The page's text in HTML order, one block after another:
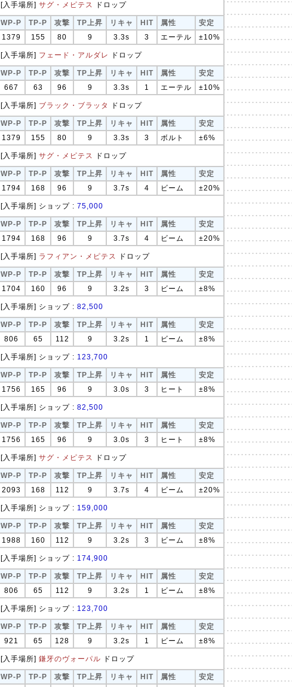
[入手場所] サグ・メピテス ドロップ
WP-P TP-P 攻撃 TP上昇 リキャ HIT 属性
安定
1379
155 80 9 3.3s 3 エーテル ±10%
[入手場所] フェード・アルダレ ドロップ
WP-P TP-P 攻撃 TP上昇 リキャ HIT 属性
安定
667
63 96 9 3.3s 1 エーテル ±10%
[入手場所] ブラック・ブラッタ ドロップ
WP-P TP-P 攻撃 TP上昇 リキャ HIT 属性
安定
1379
155 80 9 3.3s 3 ボルト ±6%
[入手場所] サグ・メピテス ドロップ
WP-P TP-P 攻撃 TP上昇 リキャ HIT 属性
安定
1794
168 96 9 3.7s 4 ビーム ±20%
[入手場所] ショップ : 75,000
WP-P TP-P 攻撃 TP上昇 リキャ HIT 属性
安定
1794
168 96 9 3.7s 4 ビーム ±20%
[入手場所] ラフィアン・メピテス ドロップ
WP-P TP-P 攻撃 TP上昇 リキャ HIT 属性
安定
1704
160 96 9 3.2s 3 ビーム ±8%
[入手場所] ショップ : 82,500
WP-P TP-P 攻撃 TP上昇 リキャ HIT 属性
安定
806
65 112 9 3.2s 1 ビーム ±8%
[入手場所] ショップ : 123,700
WP-P TP-P 攻撃 TP上昇 リキャ HIT 属性
安定
1756
165 96 9 3.0s 3 ヒート ±8%
[入手場所] ショップ : 82,500
WP-P TP-P 攻撃 TP上昇 リキャ HIT 属性
安定
1756
165 96 9 3.0s 3 ヒート ±8%
[入手場所] サグ・メピテス ドロップ
WP-P TP-P 攻撃 TP上昇 リキャ HIT 属性
安定
2093
168 112 9 3.7s 4 ビーム ±20%
[入手場所] ショップ : 159,000
WP-P TP-P 攻撃 TP上昇 リキャ HIT 属性
安定
1988
160 112 9 3.2s 3 ビーム ±8%
[入手場所] ショップ : 174,900
WP-P TP-P 攻撃 TP上昇 リキャ HIT 属性
安定
806
65 112 9 3.2s 1 ビーム ±8%
[入手場所] ショップ : 123,700
WP-P TP-P 攻撃 TP上昇 リキャ HIT 属性
安定
921
65 128 9 3.2s 1 ビーム ±8%
[入手場所] 鎌牙のヴォーパル ドロップ
WP-P TP-P 攻撃 TP上昇 リキャ HIT 属性 安定